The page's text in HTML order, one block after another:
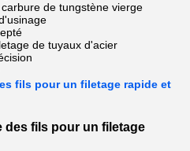
de tungstène vierge
de tuyaux d'acier
fils pour un filetage rapide et
des fils pour un filetage